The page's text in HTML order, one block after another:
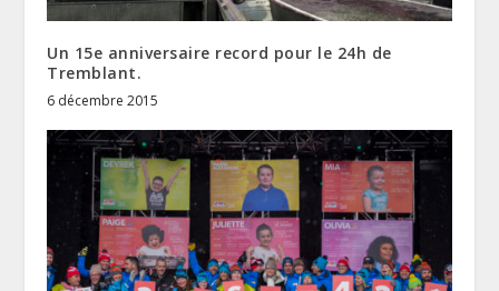
Un 15e anniversaire record pour le 24h de
Tremblant.
6 décembre 2015